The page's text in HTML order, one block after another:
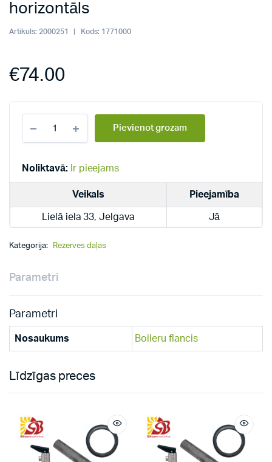
horizontāls
Artikuls: 2000251 Kods: 1771000
€74.00
boileru
flancis
mm
Pievienot grozam
Noliktavā: Ir pieejams
Veikals Pieejamība
Lielā iela 33, Jelgava Jā
Kategorija: Rezerves daļas
Parametri
Parametri
Nosaukums Boileru flancis
Līdzīgas preces